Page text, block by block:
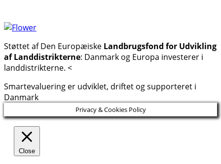
Støttet af Den Europæiske Landbrugsfond for Udvikling
af Landdistrikterne: Danmark og Europa investerer i
landdistrikterne. <
Smartevaluering er udviklet, driftet og supporteret i
Danmark
Privacy & Cookies Policy
Close